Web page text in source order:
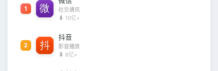
1
社交通讯
⬇ 10亿+
2
抖音
影音播放
⬇ 8亿+